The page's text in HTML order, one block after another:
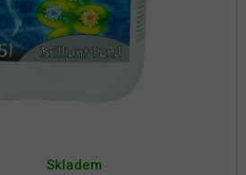
hodnotenieSkladem